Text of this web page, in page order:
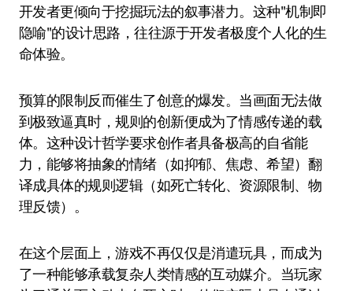
开发者更倾向于挖掘玩法的叙事潜力。这种"机制即
隐喻"的设计思路，往往源于开发者极度个人化的生
命体验。
预算的限制反而催生了创意的爆发。当画面无法做
到极致逼真时，规则的创新便成为了情感传递的载
体。这种设计哲学要求创作者具备极高的自省能
力，能够将抽象的情绪（如抑郁、焦虑、希望）翻
译成具体的规则逻辑（如死亡转化、资源限制、物
理反馈）。
在这个层面上，游戏不再仅仅是消遣玩具，而成为
了一种能够承载复杂人类情感的互动媒介。当玩家